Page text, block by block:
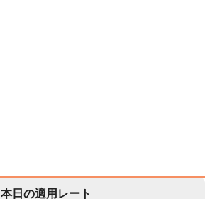
本日の適用レート